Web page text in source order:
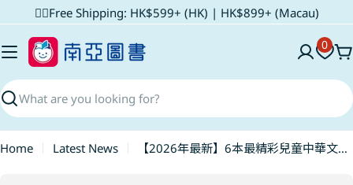
to
content
✌🏼Free Shipping: HK$599+ (HK) | HK$899+ (Macau)
Search
0
Home Latest News 【2026年最新】6本最精彩兒童中華文化立體書推薦 | 節日、漢字、書法一次過學